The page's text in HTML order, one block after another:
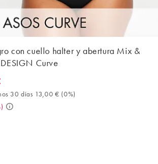
con cuello halter y abertura Mix &
Curve
precio en últimos 30 días 13,00 € (0%).
30 días 13,00 € (0%)
)